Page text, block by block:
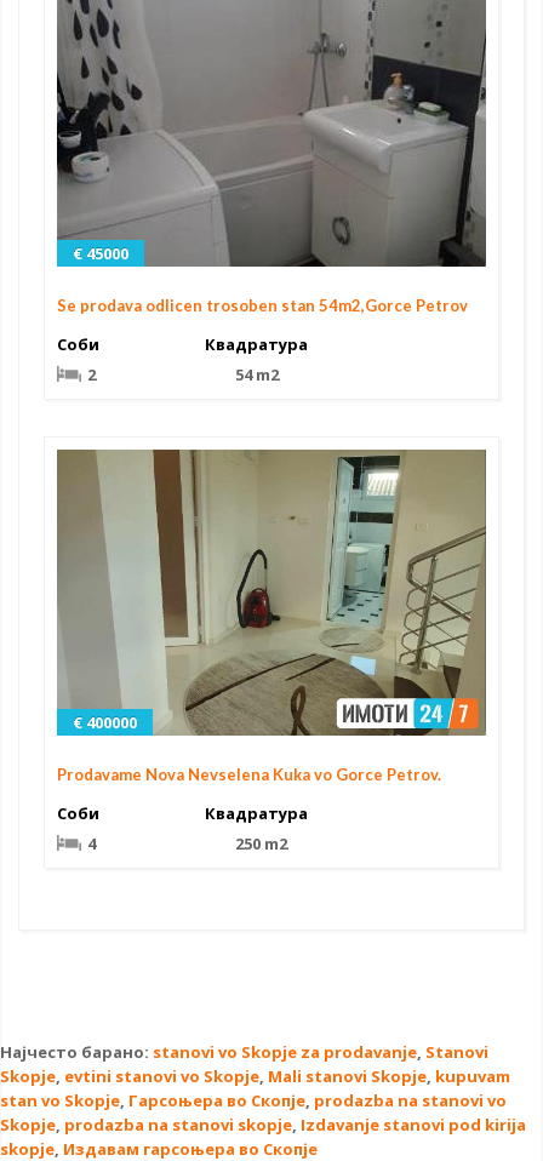
€ 45000
Se prodava odlicen trosoben stan 54m2,Gorce Petrov
Соби
2
Квадратура
54 m2
€ 400000
Prodavame Nova Nevselena Kuka vo Gorce Petrov.
Соби
4
Квадратура
250 m2
Најчесто барано: stanovi vo Skopje za prodavanje, Stanovi
Skopje, evtini stanovi vo Skopje, Mali stanovi Skopje, kupuvam
stan vo Skopje, Гарсоњера во Скопје, prodazba na stanovi vo
Skopje, prodazba na stanovi skopje, Izdavanje stanovi pod kirija
skopje, Издавам гарсоњера во Скопје